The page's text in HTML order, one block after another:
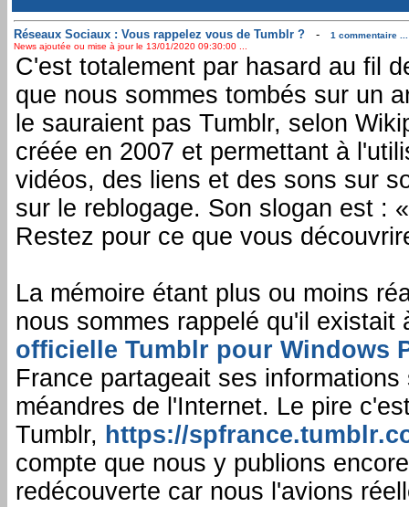
Réseaux Sociaux : Vous rappelez vous de Tumblr ? -
1 commentaire ...
News ajoutée ou mise à jour le 13/01/2020 09:30:00 ...
C'est totalement par hasard au fil
que nous sommes tombés sur un
le sauraient pas Tumblr, selon
créée en 2007 et permettant à
vidéos, des liens et des sons sur
sur le reblogage. Son slogan est :
Restez pour ce que vous
La mémoire étant plus ou moins
nous sommes rappelé qu'il
officielle Tumblr pour Windows
France partageait ses
méandres de l'Internet. Le pire
Tumblr, https://
compte que nous y publions
redécouverte car nous l'avions